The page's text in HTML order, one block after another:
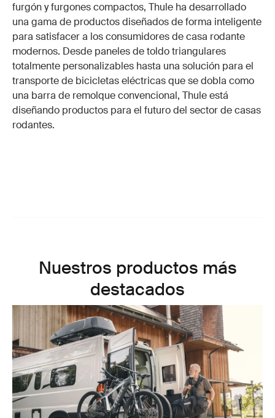
furgón y furgones compactos, Thule ha desarrollado
una gama de productos diseñados de forma inteligente
para satisfacer a los consumidores de casa rodante
modernos. Desde paneles de toldo triangulares
totalmente personalizables hasta una solución para el
transporte de bicicletas eléctricas que se dobla como
una barra de remolque convencional, Thule está
diseñando productos para el futuro del sector de casas
rodantes.
Nuestros productos más
destacados